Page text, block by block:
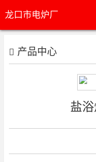
龙口市电炉厂
产品中心
盐